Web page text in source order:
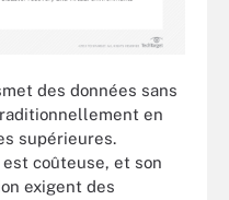
des données sans
en
supérieures.
coûteuse, et son
exigent des